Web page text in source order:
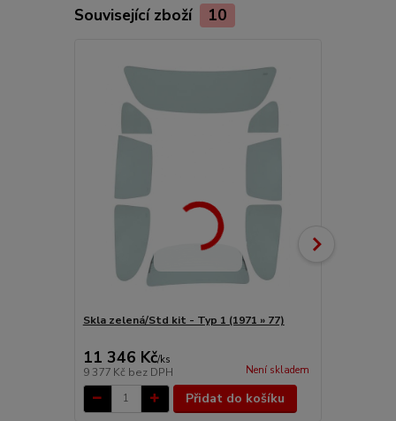
Související zboží 10
Skla zelená/Std kit - Typ 1 (1971 » 77)
11 346 Kč/ks
9 377 Kč bez DPH Není skladem
Přidat do košíku